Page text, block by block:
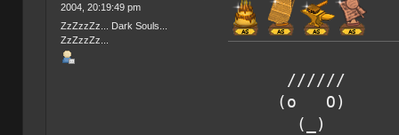
2004, 20:19:49 pm
ZzZzzZz... Dark Souls...
ZzZzzZz...
////// Hora de
(o O)
(_) SkaZz